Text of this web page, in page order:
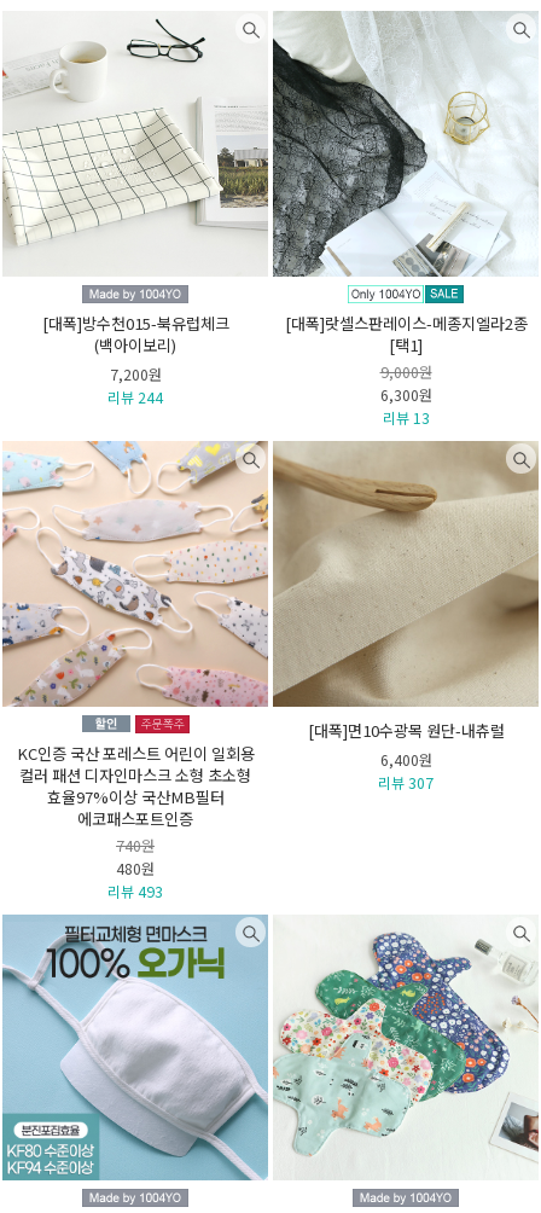
[대폭]방수천015-북유럽체크
(백아이보리)
7,200원
리뷰 244
[대폭]랏셀스판레이스-메종지엘라2종
[택1]
9,000원
6,300원
리뷰 13
KC인증 국산 포레스트 어린이 일회용
컬러 패션 디자인마스크 소형 초소형
효율97%이상 국산MB필터
에코패스포트인증
740원
480원
리뷰 493
[대폭]면10수광목 원단-내츄럴
6,400원
리뷰 307